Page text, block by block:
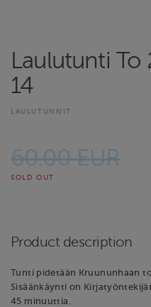
Laulutunti To
14
LAULUTUNNIT
60.00 EUR
SOLD OUT
Product description
Tunti pidetään Kruununhaan
Sisäänkäynti on
45 minuuttia.